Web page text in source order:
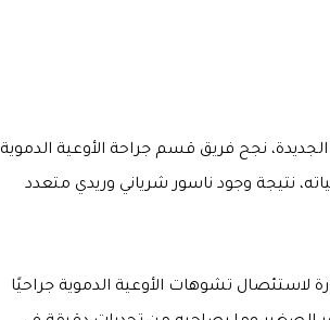
نجح فريق قسم جراحة الأوعية الدموية
نتيجة وجود ناسور شرياني وريدي متعدد
لاستئصال تشوهات الأوعية الدموية جراحيًا